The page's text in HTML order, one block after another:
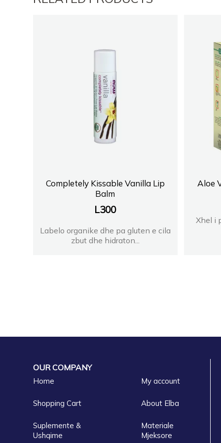
Completely Kissable Vanilla Lip
Balm
L300
Labelo organike dhe pa gluten e cila
zbut dhe hidraton...
Aloe
Xhel i
OUR COMPANY
Home My account
Shopping Cart About Elba
Suplemente &
Ushqime
Materiale
Mjeksore